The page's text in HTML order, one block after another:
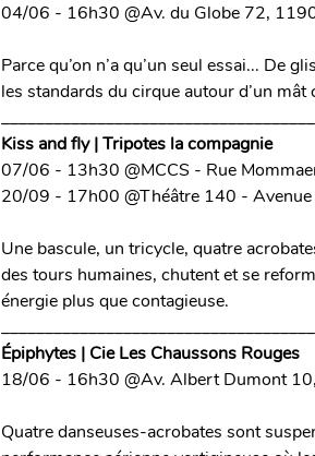
04/06 - 16h30 @Av. du Globe 72,
Parce qu’on n’a qu’un seul essai... De
les standards du cirque autour d’un
Kiss and fly | Tripotes la compagnie
07/06 - 13h30 @MCCS - Rue
20/09 - 17h00 @Théâtre 140 -
Une bascule, un tricycle, quatre
des tours humaines, chutent et se
énergie plus que contagieuse.
Épiphytes | Cie Les Chaussons Rouges
18/06 - 16h30 @Av. Albert Dumont
Quatre danseuses-acrobates sont